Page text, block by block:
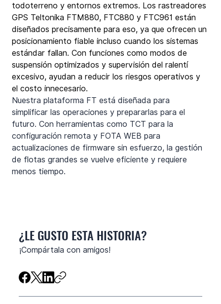
todoterreno y entornos extremos. Los rastreadores
GPS Teltonika FTM880, FTC880 y FTC961 están
diseñados precisamente para eso, ya que ofrecen un
posicionamiento fiable incluso cuando los sistemas
estándar fallan. Con funciones como modos de
suspensión optimizados y supervisión del ralentí
excesivo, ayudan a reducir los riesgos operativos y
el costo innecesario.
Nuestra plataforma FT está diseñada para
simplificar las operaciones y prepararlas para el
futuro. Con herramientas como TCT para la
configuración remota y FOTA WEB para
actualizaciones de firmware sin esfuerzo, la gestión
de flotas grandes se vuelve eficiente y requiere
menos tiempo.
¿LE GUSTO ESTA HISTORIA?
​¡Compártala con amigos!